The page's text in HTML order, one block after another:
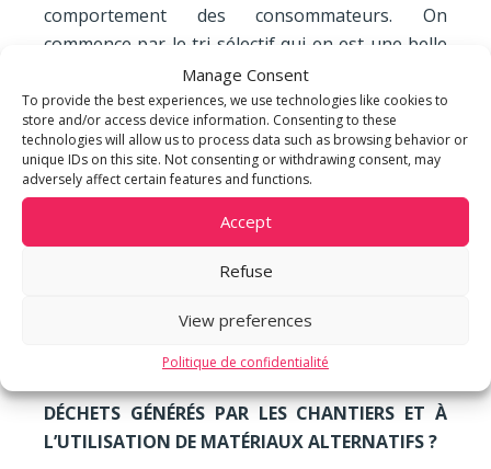
Manage Consent
To provide the best experiences, we use technologies like cookies to
store and/or access device information. Consenting to these
technologies will allow us to process data such as browsing behavior or
unique IDs on this site. Not consenting or withdrawing consent, may
adversely affect certain features and functions.
Accept
Refuse
View preferences
Politique de confidentialité
comportement des consommateurs. On
commence par le tri sélectif qui en est une belle
représentation. Respecter ce processus, c’est
participer activement à l’économie circulaire.
C’est ce que nous mettons en place sur nos
chantiers, mais également dans les immeubles
que nous gérons pour notre propre compte ou
pour le compte de tiers. Cette économie a un
impact important sur nos activités, car bien
souvent, nous concevons, construisons et
PORTEZ-VOUS UNE ATTENTION PARTICULIÈRE
DÉCHETS GÉNÉRÉS PAR LES CHANTIERS ET À
L’UTILISATION DE MATÉRIAUX ALTERNATIFS ?